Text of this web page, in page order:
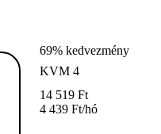
69% kedvezmény
KVM 4
14 519 Ft
4 439 Ft/hó